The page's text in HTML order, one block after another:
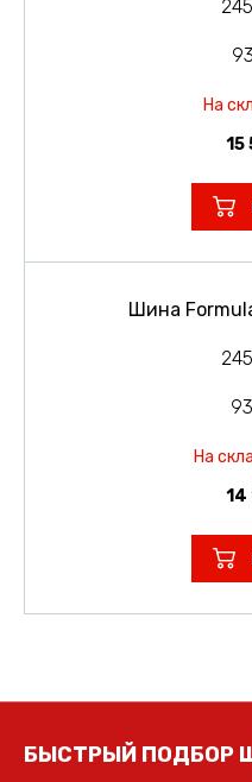
На
15
Шина
На
14
БЫСТРЫЙ ПОДБОР